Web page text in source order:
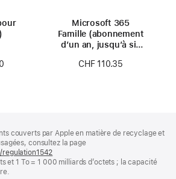
Microsoft 365
Famille (abonnement
d’un an, jusqu’à six
CHF 110.35
couverts par Apple en matière de recyclage et
consultez la page
dans
et 1 To = 1 000 milliards d’octets ; la capacité